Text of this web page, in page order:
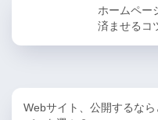
ホームペー
済ませるコ
Webサイト、公開するな